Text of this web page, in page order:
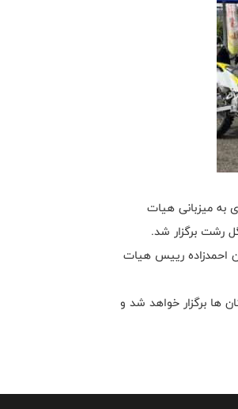
به میزبانی هیات
احمدزاده رییس هیات
ها برگزار خواهد شد و